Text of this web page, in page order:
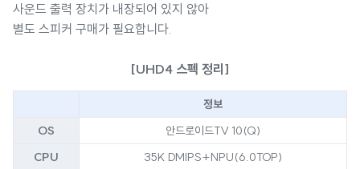
사운드 출력 장치가 내장되어 있지 않아
별도 스피커 구매가 필요합니다.
[UHD4 스펙 정리]
정보
OS
안드로이드TV 10(Q)
CPU
35K DMIPS+NPU(6.0TOP)